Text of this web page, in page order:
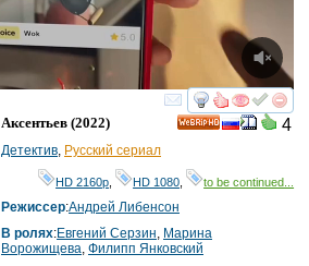
смотреть
4
Аксентьев (2022)
Детектив, Русский сериал
HD 2160р, HD 1080, to be continued...
Режиссер:Андрей Либенсон
В ролях:Евгений Серзин, Марина
Ворожищева, Филипп Янковский